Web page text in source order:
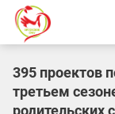
395 проектов
третьем
родительских